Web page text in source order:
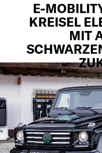
E-
KREISEL
MIT